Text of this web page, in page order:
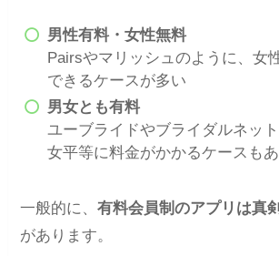
男性有料・女性無料
Pairsやマリッシュのように、女
できるケースが多い
男女とも有料
ユーブライドやブライダルネッ
女平等に料金がかかるケースも
一般的に、有料会員制のアプリは真
があります。